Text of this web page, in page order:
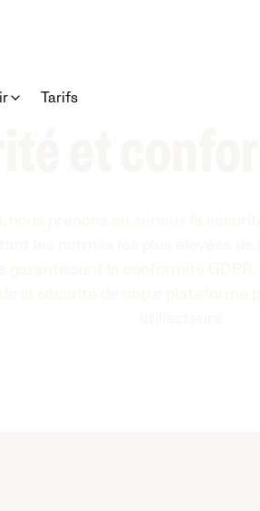
Tarifs
et
nous prenons au sérieux la
garantissent la conformité
de la sécurité de notre plateforme